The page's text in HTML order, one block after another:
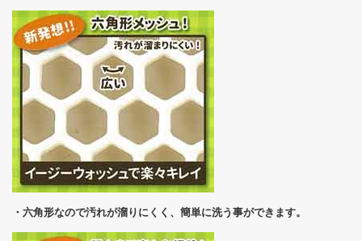
・六角形なので汚れが溜りにくく、簡単に洗う事ができます。